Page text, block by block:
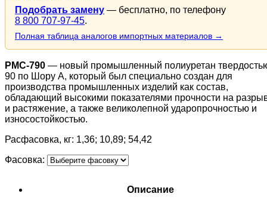
Подобрать замену — бесплатно, по телефону
8 800 707-97-45.
Полная таблица аналогов импортных материалов →
PMC-790 — новый промышленный полиуретан
90 по Шору А, который был специально создан для
производства промышленных изделий как состав,
обладающий высокими показателями прочности на
и растяжение, а также великолепной ударопрочностью и
износостойкостью.
Расфасовка, кг: 1,36; 10,89; 54,42
Фасовка:
Описание